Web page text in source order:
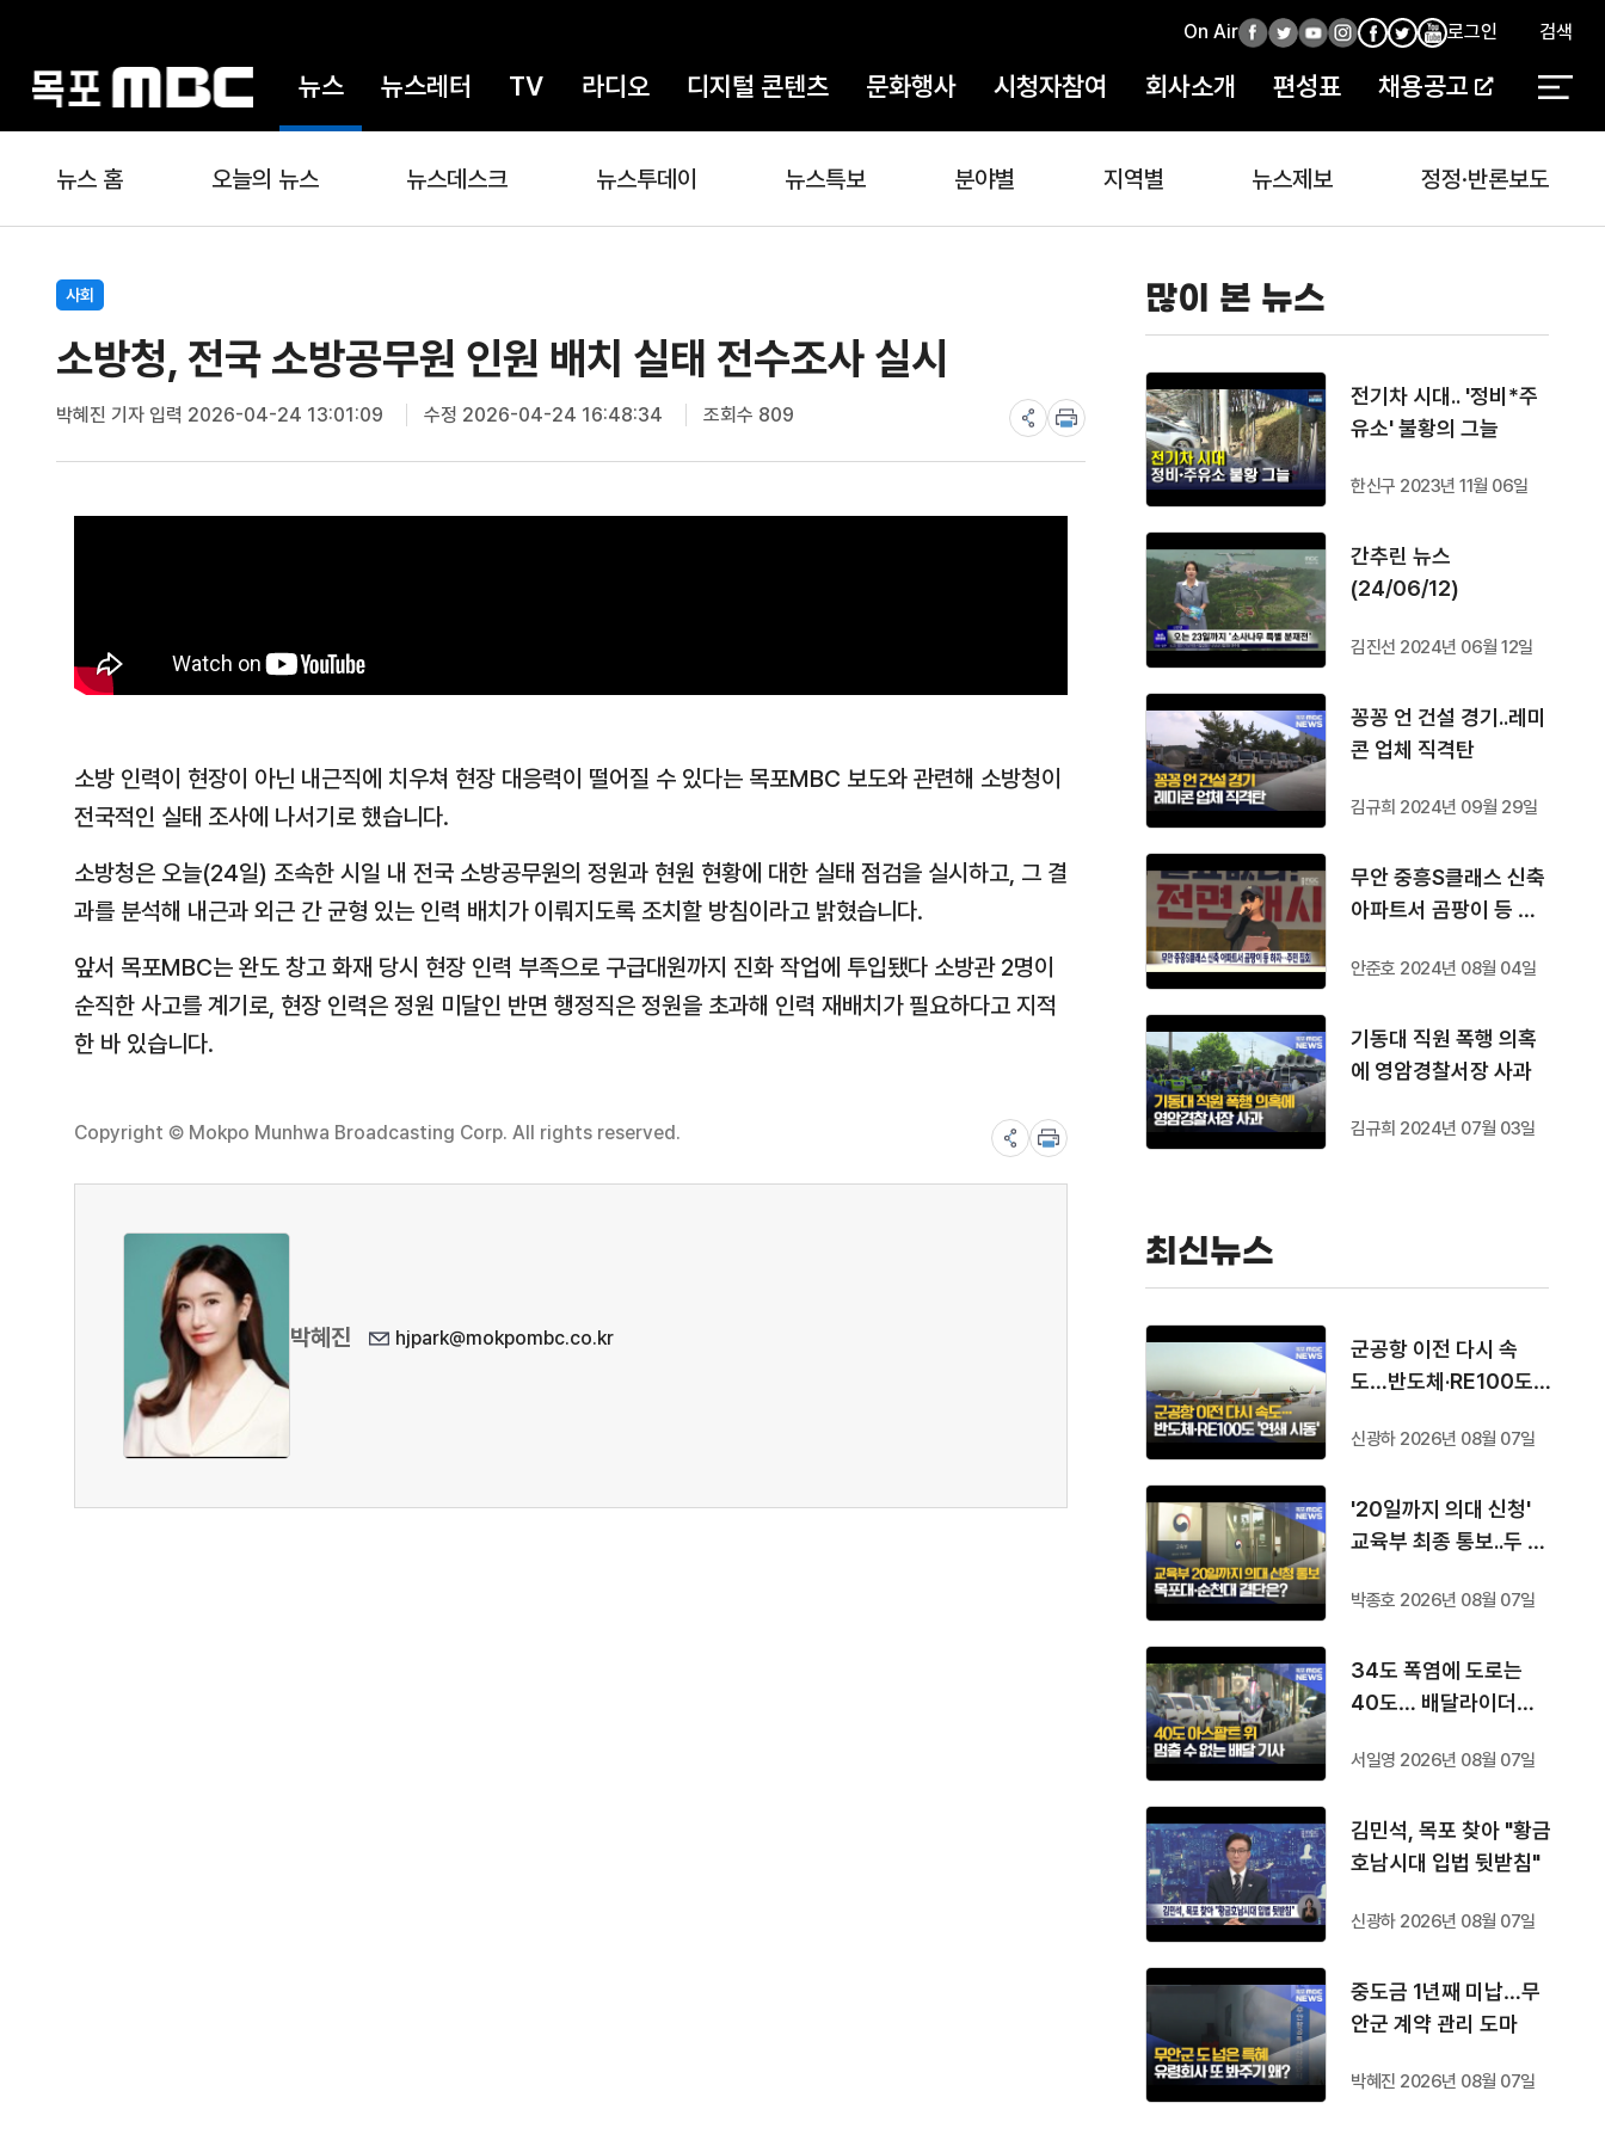
뉴스 뉴스레터 TV 라디오 디지털 콘텐츠 문화행사 시청자참여 회사소개 편성표 채용공고
On Air페 트
터
유
브
인
타
페 인
타
유
브
로그인 검색
뉴스 홈 오늘의 뉴스 뉴스데스크 뉴스투데이 뉴스특보 분야별 지역별 뉴스제보 정정·반론보도
사회
소방청, 전국 소방공무원 인원 배치 실태 전수조사 실시
박혜진 기자입력 2026-04-24 13:01:09 수정 2026-04-24 16:48:34 조회수 809
소방 인력이 현장이 아닌 내근직에 치우쳐 현장 대응력이 떨어질 수 있다는 목포MBC 보도와 관련해 소방청이
전국적인 실태 조사에 나서기로 했습니다.
소방청은 오늘(24일) 조속한 시일 내 전국 소방공무원의 정원과 현원 현황에 대한 실태 점검을 실시하고, 그 결
과를 분석해 내근과 외근 간 균형 있는 인력 배치가 이뤄지도록 조치할 방침이라고 밝혔습니다.
앞서 목포MBC는 완도 창고 화재 당시 현장 인력 부족으로 구급대원까지 진화 작업에 투입됐다 소방관 2명이
순직한 사고를 계기로, 현장 인력은 정원 미달인 반면 행정직은 정원을 초과해 인력 재배치가 필요하다고 지적
한 바 있습니다.
Copyright © Mokpo Munhwa Broadcasting Corp. All rights reserved.
박혜진 hjpark@mokpombc.co.kr
많이 본 뉴스
전기차 시대.. '정비*주
유소' 불황의 그늘
한신구 2023년 11월 06일
간추린 뉴스
(24/06/12)
김진선 2024년 06월 12일
꽁꽁 언 건설 경기..레미
콘 업체 직격탄
김규희 2024년 09월 29일
무안 중흥S클래스 신축
아파트서 곰팡이 등 하
안준호 2024년 08월 04일
기동대 직원 폭행 의혹
에 영암경찰서장 사과
김규희 2024년 07월 03일
최신뉴스
군공항 이전 다시 속
도…반도체·RE100도
신광하 2026년 08월 07일
'20일까지 의대 신청'
교육부 최종 통보..두 대
박종호 2026년 08월 07일
34도 폭염에 도로는
40도… 배달라이더는
서일영 2026년 08월 07일
김민석, 목포 찾아 "황금
호남시대 입법 뒷받침"
신광하 2026년 08월 07일
중도금 1년째 미납…무
안군 계약 관리 도마
박혜진 2026년 08월 07일